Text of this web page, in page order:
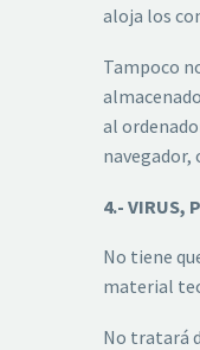
aloja los
Tampoco
al
navegador,
4.- VIRUS,
No tiene
material
No tratará